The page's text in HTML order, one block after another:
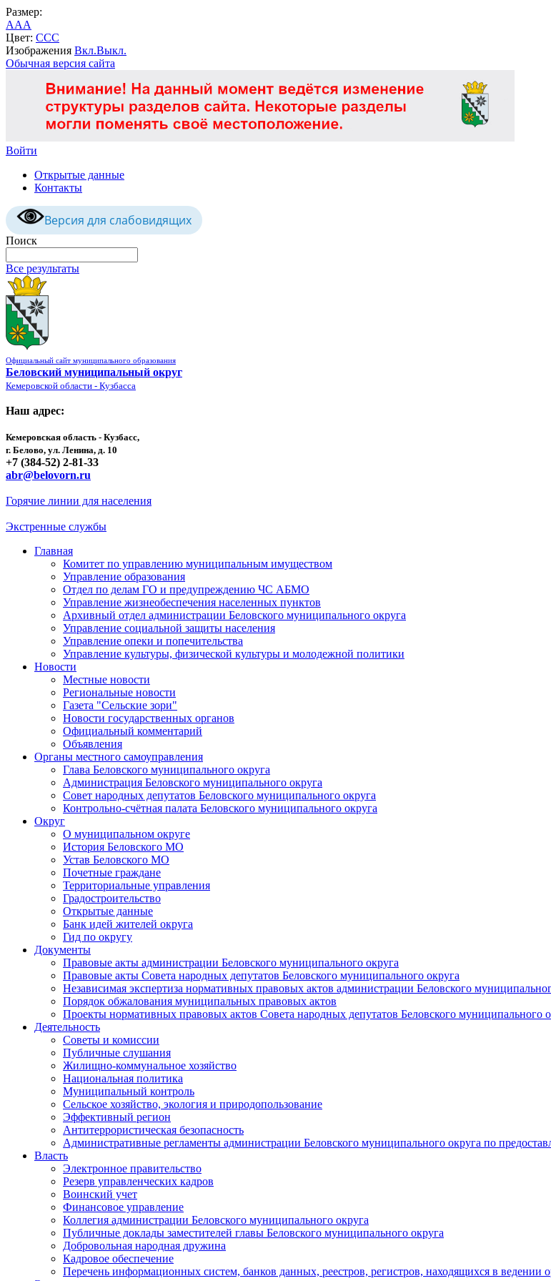
Размер:
AAA
Цвет: CCC
Изображения Вкл.Выкл.
Обычная версия сайта
Войти
Открытые данные
Контакты
Версия для слабовидящих
Поиск
Все результаты
Официальный сайт муниципального образования
Беловский муниципальный округ
Кемеровской области - Кузбасса
Наш адрес:
Кемеровская область - Кузбасс,
г. Белово, ул. Ленина, д. 10
+7 (384-52) 2-81-33
abr@belovorn.ru
Горячие линии для населения
Экстренные службы
Главная
Комитет по управлению муниципальным имуществом
Управление образования
Отдел по делам ГО и предупреждению ЧС АБМО
Управление жизнеобеспечения населенных пунктов
Архивный отдел администрации Беловского муниципального округа
Управление социальной защиты населения
Управление опеки и попечительства
Управление культуры, физической культуры и молодежной политики
Новости
Местные новости
Региональные новости
Газета "Сельские зори"
Новости государственных органов
Официальный комментарий
Объявления
Органы местного самоуправления
Глава Беловского муниципального округа
Администрация Беловского муниципального округа
Совет народных депутатов Беловского муниципального округа
Контрольно-счётная палата Беловского муниципального округа
Округ
О муниципальном округе
История Беловского МО
Устав Беловского МО
Почетные граждане
Территориальные управления
Градостроительство
Открытые данные
Банк идей жителей округа
Гид по округу
Документы
Правовые акты администрации Беловского муниципального округа
Правовые акты Совета народных депутатов Беловского муниципального округа
Независимая экспертиза нормативных правовых актов администрации Беловского
Порядок обжалования муниципальных правовых актов
Проекты нормативных правовых актов Совета народных депутатов Беловского муниципального
Деятельность
Советы и комиссии
Публичные слушания
Жилищно-коммунальное хозяйство
Национальная политика
Муниципальный контроль
Сельское хозяйство, экология и природопользование
Эффективный регион
Антитеррористическая безопасность
Административные регламенты администрации Беловского муниципального округа по
Власть
Электронное правительство
Резерв управленческих кадров
Воинский учет
Финансовое управление
Коллегия администрации Беловского муниципального округа
Публичные доклады заместителей главы Беловского муниципального округа
Добровольная народная дружина
Кадровое обеспечение
Перечень информационных систем, банков данных, реестров, регистров, находящихся в ведении